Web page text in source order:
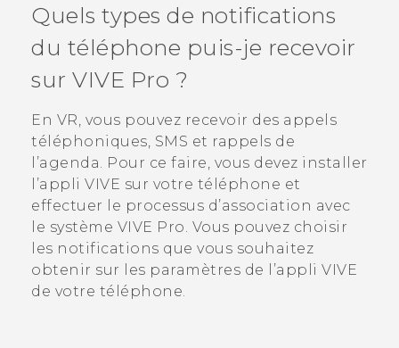
VIVERSE
SUPPORT
Appareils HTC & Accessoires
Achat & Règlement Questions
Quels types de notifications
du téléphone puis-je recevoir
sur VIVE Pro ?
En VR, vous pouvez recevoir des appels
téléphoniques, SMS et rappels de
l’agenda. Pour ce faire, vous devez installer
l’appli VIVE sur votre téléphone et
effectuer le processus d’association avec
le système VIVE Pro. Vous pouvez choisir
les notifications que vous souhaitez
obtenir sur les paramètres de l’appli VIVE
de votre téléphone.